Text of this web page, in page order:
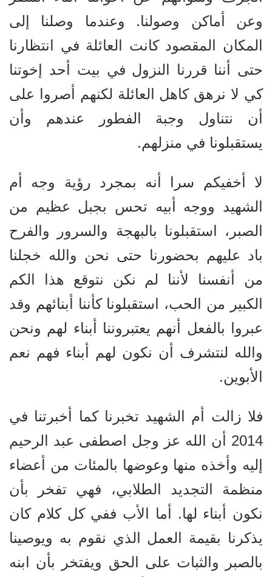
وعن أماكن وصولنا. وعندما وصلنا إلى
المكان المقصود كانت العائلة في انتظارنا
حتى أننا قررنا النزول في بيت أحد إخوتنا
كي لا نرهق كاهل العائلة لكنهم أصروا على
أن نتناول وجبة الفطور عندهم وأن
يستقبلونا في منزلهم.
لا أخفيكم سرا أنه بمجرد رؤية وجه أم
الشهيد ووجه أبيه تحس بجبل عظيم من
الصبر، استقبلونا بالبهجة والسرور والفرح
باد عليهم بحضورنا حتى نحن والله خجلنا
من أنفسنا لأننا لم نكن نتوقع هذا الكم
الكبير من الحب، استقبلونا كأننا أبنائهم وقد
عبروا بالفعل أنهم يعتبروننا أبناء لهم ونحن
والله لنتشرف أن نكون لهم أبناء فهم نعم
الأبوين.
فلا زالت أم الشهيد تخبرنا كما أخبرتنا في
2014 أن الله عز وجل اصطفى عبد الرحيم
إليه وأخذه منها وعوضها بالمئات من أعضاء
منظمة التجديد الطلابي، فهي تفخر بأن
نكون أبناء لها. أما الأب ففي كل كلام كان
يذكرنا بقيمة العمل الذي نقوم به ويوصينا
بالصبر والثبات على الحق ويفتخر بأن ابنه